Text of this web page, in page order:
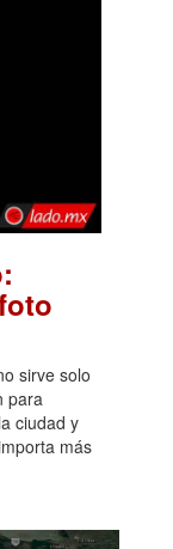
sirve solo
para
ciudad y
más